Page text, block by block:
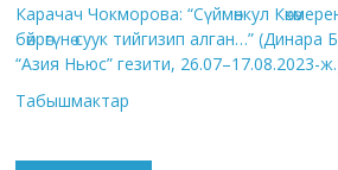
Карачач Чокморова: “Сүймөнкул Көкөмерен
бөйрөгүнө суук тийгизип алган…”
“Азия Ньюс” гезити, 26.07–17.08.2023-
Табышмактар